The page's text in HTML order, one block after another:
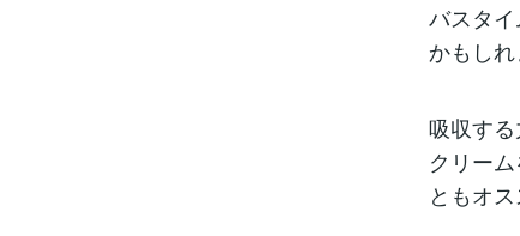
バスタ
かもし
吸収す
クリー
ともオ